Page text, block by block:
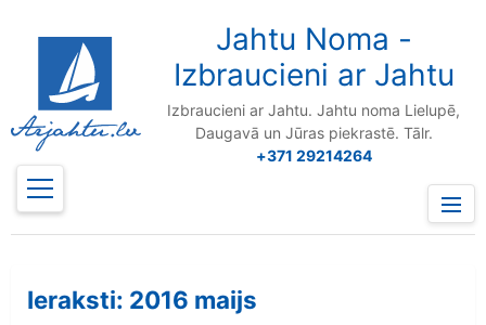
Jahtu Noma -
Izbraucieni ar Jahtu
Izbraucieni ar Jahtu. Jahtu noma Lielupē,
Daugavā un Jūras piekrastē. Tālr.
+371 29214264
Menu
Ieraksti: 2016 maijs